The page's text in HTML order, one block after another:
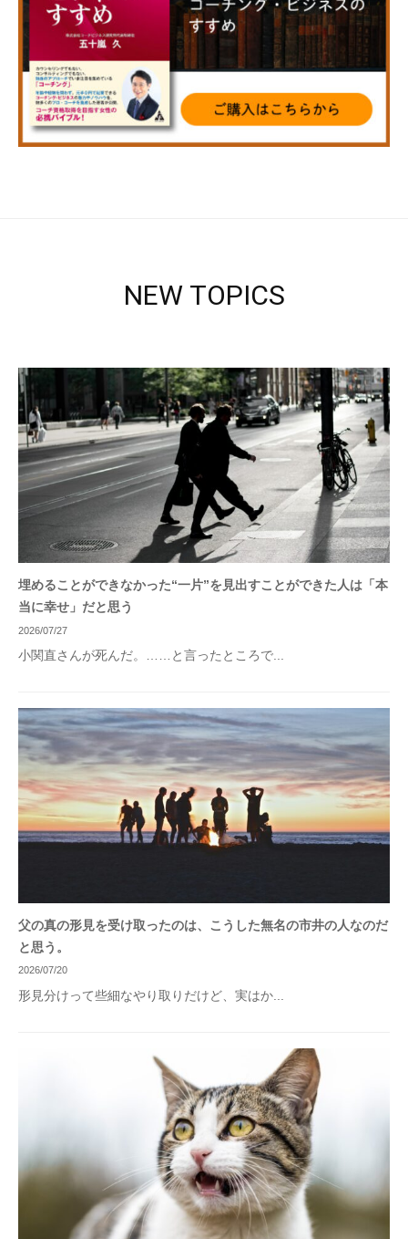
NEW TOPICS
埋めることができなかった“一片”を見出すことができた人は「本
当に幸せ」だと思う
2026/07/27
小関直さんが死んだ。……と言ったところで...
父の真の形見を受け取ったのは、こうした無名の市井の人なのだ
と思う。
2026/07/20
形見分けって些細なやり取りだけど、実はか...